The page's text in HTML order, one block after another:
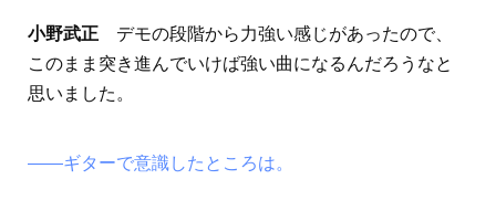
小野武正 デモの段階から力強い感じがあったので、
このまま突き進んでいけば強い曲になるんだろうなと
思いました。
――ギターで意識したところは。